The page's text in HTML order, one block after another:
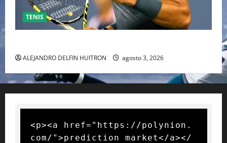
TENIS
ALEJANDRO DELFIN HUITRON agosto 3, 2026
<p><a href="https://polynion.
com/">prediction market</a></